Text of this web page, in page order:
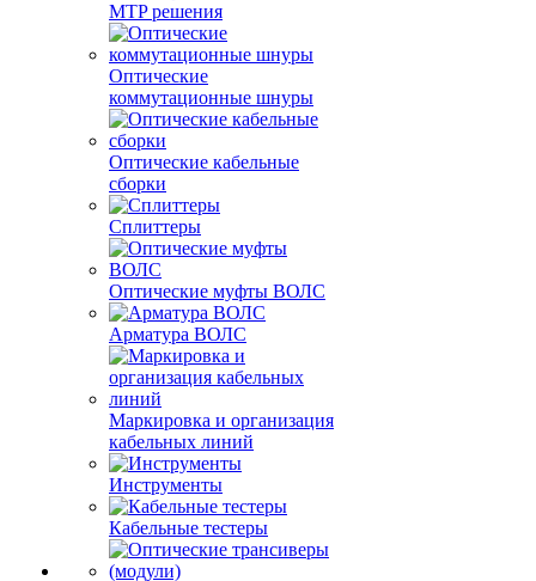
MTP решения
Оптические
коммутационные шнуры
Оптические кабельные
сборки
Сплиттеры
Оптические муфты ВОЛС
Арматура ВОЛС
Маркировка и организация
кабельных линий
Инструменты
Кабельные тестеры